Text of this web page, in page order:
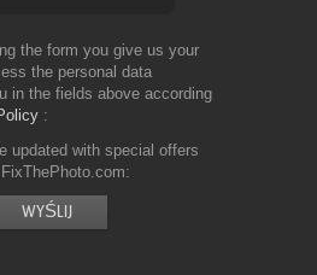
the form you give us your
the personal data
in the fields above according
updated with special offers